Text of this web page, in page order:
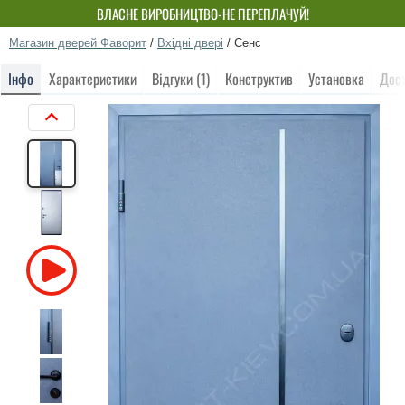
ВЛАСНЕ ВИРОБНИЦТВО-НЕ ПЕРЕПЛАЧУЙ!
Магазин дверей Фаворит / Вхідні двері / Сенс
Інфо Характеристики Відгуки (1) Конструктив Установка